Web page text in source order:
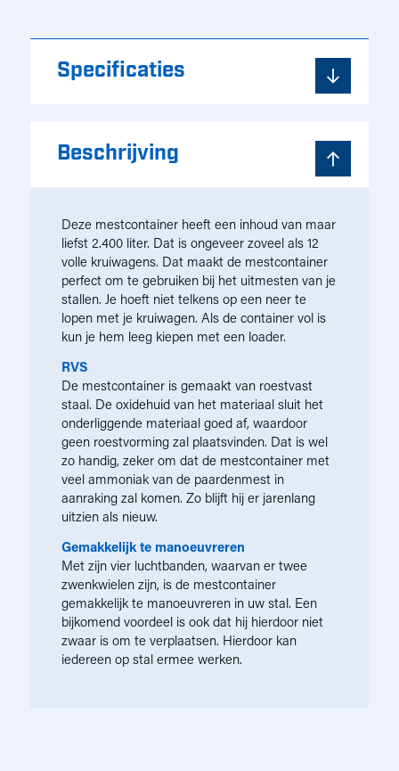
Specificaties
Beschrijving
Deze mestcontainer heeft een inhoud van maar
liefst 2.400 liter. Dat is ongeveer zoveel als 12
volle kruiwagens. Dat maakt de mestcontainer
perfect om te gebruiken bij het uitmesten van je
stallen. Je hoeft niet telkens op een neer te
lopen met je kruiwagen. Als de container vol is
kun je hem leeg kiepen met een loader.
RVS
De mestcontainer is gemaakt van roestvast
staal. De oxidehuid van het materiaal sluit het
onderliggende materiaal goed af, waardoor
geen roestvorming zal plaatsvinden. Dat is wel
zo handig, zeker om dat de mestcontainer met
veel ammoniak van de paardenmest in
aanraking zal komen. Zo blijft hij er jarenlang
uitzien als nieuw.
Gemakkelijk te manoeuvreren
Met zijn vier luchtbanden, waarvan er twee
zwenkwielen zijn, is de mestcontainer
gemakkelijk te manoeuvreren in uw stal. Een
bijkomend voordeel is ook dat hij hierdoor niet
zwaar is om te verplaatsen. Hierdoor kan
iedereen op stal ermee werken.